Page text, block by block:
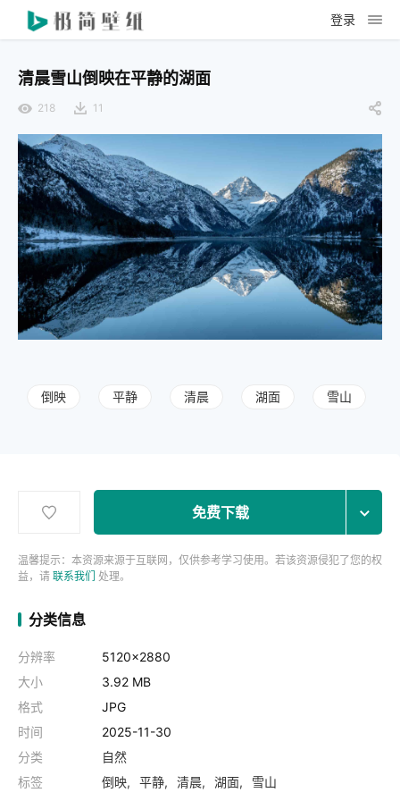
登录
清晨雪山倒映在平静的湖面
218 11
倒映 平静 清晨 湖面 雪山
免费下载
温馨提示：本资源来源于互联网，仅供参考学习使用。若该资源侵犯了您的权
益，请 联系我们 处理。
分类信息
分辨率
5120x2880
大小
3.92 MB
格式
JPG
时间
2025-11-30
分类
自然
标签
倒映 平静 清晨 湖面 雪山